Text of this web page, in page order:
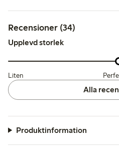
Recensioner (34)
Upplevd storlek
Liten
Alla
Produktinformation